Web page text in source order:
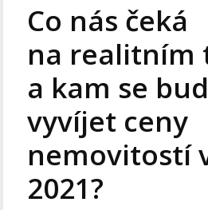
Co nás čeká
na realitním
a kam se
vyvíjet ceny
nemovitostí
2021?